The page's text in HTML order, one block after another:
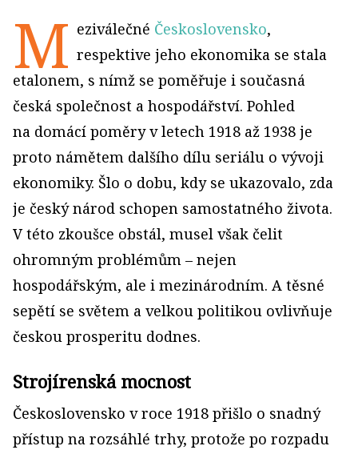
M eziválečné Československo,
respektive jeho ekonomika se stala
etalonem, s nímž se poměřuje i současná
česká společnost a hospodářství. Pohled
na domácí poměry v letech 1918 až 1938 je
proto námětem dalšího dílu seriálu o vývoji
ekonomiky. Šlo o dobu, kdy se ukazovalo, zda
je český národ schopen samostatného života.
V této zkoušce obstál, musel však čelit
ohromným problémům – nejen
hospodářským, ale i mezinárodním. A těsné
sepětí se světem a velkou politikou ovlivňuje
českou prosperitu dodnes.
Strojírenská mocnost
Československo v roce 1918 přišlo o snadný
přístup na rozsáhlé trhy, protože po rozpadu